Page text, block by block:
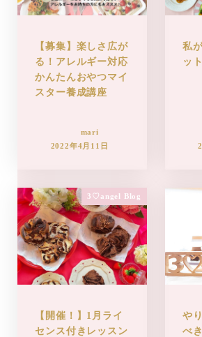
【募集】楽しさ広が
る！アレルギー対応
かんたんおやつマイ
スター養成講座
mari
2022年4月11日
私
ッ
3♡angel Blog
【開催！】1月ライ
センス付きレッスン
や
べ